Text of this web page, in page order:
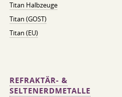
Titan Halbzeuge
Titan (GOST)
Titan (EU)
REFRAKTÄR- &
SELTENERDMETALLE